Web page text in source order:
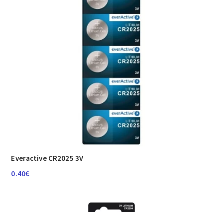
Everactive CR2025 3V
0.40€